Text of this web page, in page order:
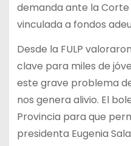
demanda ante la
vinculada a fondos
Desde la FULP
clave para miles de
este grave problema
nos genera alivio. El
Provincia para que
presidenta Eugenia